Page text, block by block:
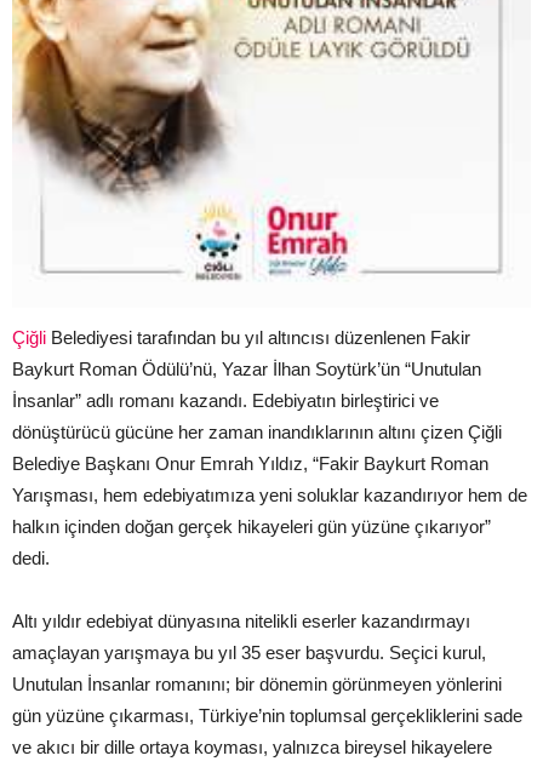
Çiğli Belediyesi tarafından bu yıl altıncısı düzenlenen Fakir
Baykurt Roman Ödülü’nü, Yazar İlhan Soytürk’ün “Unutulan
İnsanlar” adlı romanı kazandı. Edebiyatın birleştirici ve
dönüştürücü gücüne her zaman inandıklarının altını çizen Çiğli
Belediye Başkanı Onur Emrah Yıldız, “Fakir Baykurt Roman
Yarışması, hem edebiyatımıza yeni soluklar kazandırıyor hem de
halkın içinden doğan gerçek hikayeleri gün yüzüne çıkarıyor”
dedi.
Altı yıldır edebiyat dünyasına nitelikli eserler kazandırmayı
amaçlayan yarışmaya bu yıl 35 eser başvurdu. Seçici kurul,
Unutulan İnsanlar romanını; bir dönemin görünmeyen yönlerini
gün yüzüne çıkarması, Türkiye’nin toplumsal gerçekliklerini sade
ve akıcı bir dille ortaya koyması, yalnızca bireysel hikayelere